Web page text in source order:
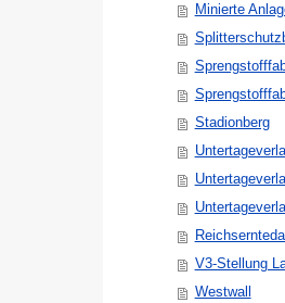
Minierte
Stadionberg
V3-Stellung
Westwall